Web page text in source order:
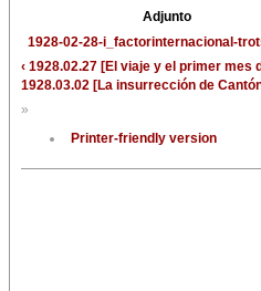
Adjunto
1928-02-28-i_factorinternacional-
‹ 1928.02.27 [El viaje y el primer
1928.03.02 [La insurrección de
»
Printer-friendly version